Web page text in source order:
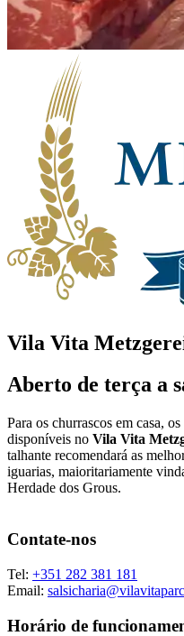
Vila Vita
Aberto de terça a
Para os churrascos em casa,
disponíveis no Vila Vita
talhante recomendará as
iguarias, maioritariamente
Herdade dos Grous.
Contate-nos
Tel: +351 282 381 181
Email:
Horário de